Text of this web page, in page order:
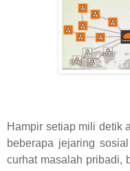
Hampir setiap mili detik
beberapa jejaring
curhat masalah pribadi,